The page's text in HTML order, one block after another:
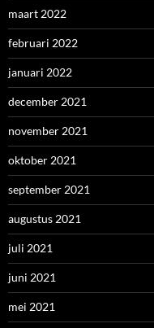
maart 2022
februari 2022
januari 2022
december 2021
november 2021
oktober 2021
september 2021
augustus 2021
juli 2021
juni 2021
mei 2021